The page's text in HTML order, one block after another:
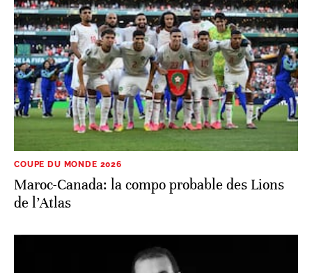
COUPE DU MONDE 2026
Maroc-Canada: la compo probable des Lions
de l’Atlas